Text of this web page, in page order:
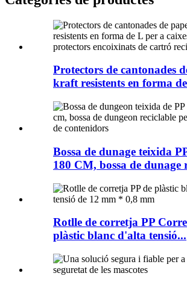
Protectors de cantonades
kraft resistents en forma
Bossa de dunage teixida
180 CM, bossa de dunage
Rotlle de corretja PP
plàstic blanc d'alta tensió...